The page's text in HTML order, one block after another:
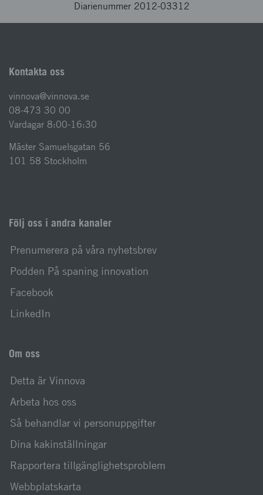
Diarienummer 2012-03312
Kontakta oss
vinnova@vinnova.se
08-473 30 00
Vardagar 8:00-16:30
Mäster Samuelsgatan 56
101 58 Stockholm
Följ oss i andra kanaler
Prenumerera på våra nyhetsbrev
Podden På spaning innovation
Facebook
LinkedIn
Om oss
Detta är Vinnova
Arbeta hos oss
Så behandlar vi personuppgifter
Dina kakinställningar
Rapportera tillgänglighetsproblem
Webbplatskarta